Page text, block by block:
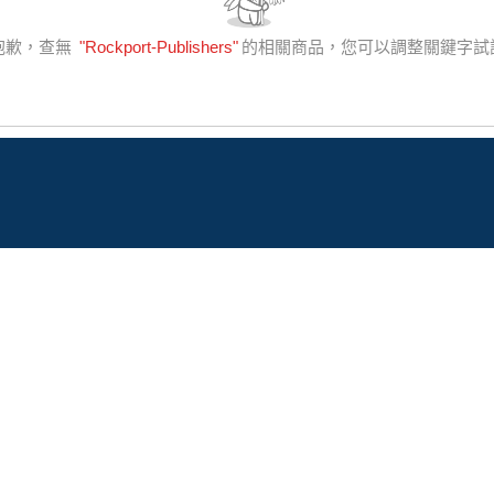
歉，查無 "Rockport-Publishers" 的相關商品，您可以調整關鍵字試